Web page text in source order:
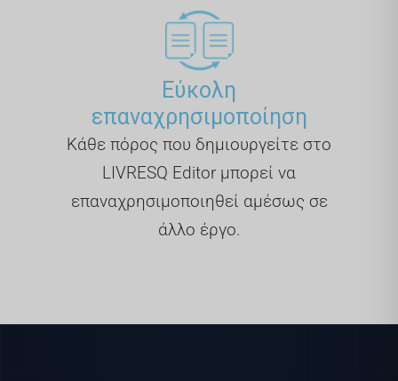
Εύκολη
επαναχρησιμοποίηση
Κάθε πόρος που δημιουργείτε στο
LIVRESQ Editor μπορεί να
επαναχρησιμοποιηθεί αμέσως σε
άλλο έργο.